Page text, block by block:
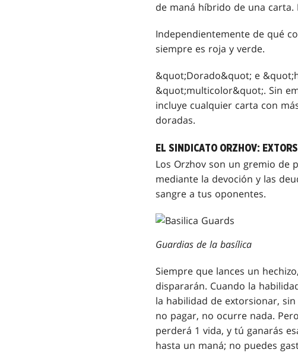
de maná híbrido de una carta.
Independientemente de qué
siempre es roja y verde.
&quot;Dorado&quot; e
&quot;multicolor&quot;. Sin
incluye cualquier carta con
doradas.
EL SINDICATO ORZHOV:
Los Orzhov son un gremio de
mediante la devoción y las
sangre a tus oponentes.
Guardias de la basílica
Siempre que lances un
dispararán. Cuando la
la habilidad de extorsionar,
no pagar, no ocurre nada.
perderá 1 vida, y tú ganarás
hasta un maná; no puedes